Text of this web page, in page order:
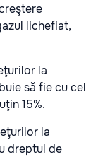
lichefiat,
la
să fie cu cel
15%.
la
dreptul de